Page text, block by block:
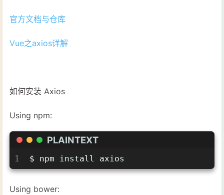
官方文档与仓库
Vue之axios详解
如何安装 Axios
Using npm:
PLAINTEXT
1 $ npm install axios
Using bower: